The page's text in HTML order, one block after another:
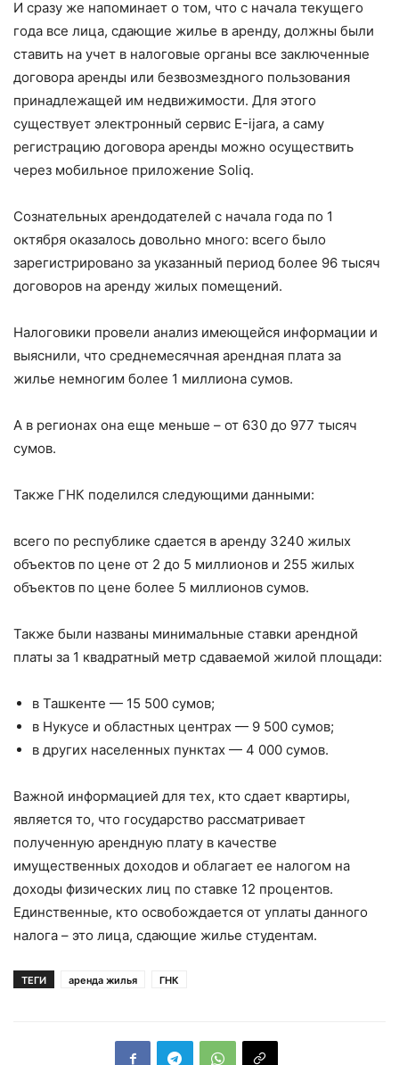
И сразу же напоминает о том, что с начала текущего
года все лица, сдающие жилье в аренду, должны были
ставить на учет в налоговые органы все заключенные
договора аренды или безвозмездного пользования
принадлежащей им недвижимости. Для этого
существует электронный сервис Е-ijara, а саму
регистрацию договора аренды можно осуществить
через мобильное приложение Soliq.
Сознательных арендодателей с начала года по 1
октября оказалось довольно много: всего было
зарегистрировано за указанный период более 96 тысяч
договоров на аренду жилых помещений.
Налоговики провели анализ имеющейся информации и
выяснили, что среднемесячная арендная плата за
жилье немногим более 1 миллиона сумов.
А в регионах она еще меньше – от 630 до 977 тысяч
сумов.
Также ГНК поделился следующими данными:
всего по республике сдается в аренду 3240 жилых
объектов по цене от 2 до 5 миллионов и 255 жилых
объектов по цене более 5 миллионов сумов.
Также были названы минимальные ставки арендной
платы за 1 квадратный метр сдаваемой жилой площади:
в Ташкенте — 15 500 сумов;
в Нукусе и областных центрах — 9 500 сумов;
в других населенных пунктах — 4 000 сумов.
Важной информацией для тех, кто сдает квартиры,
является то, что государство рассматривает
полученную арендную плату в качестве
имущественных доходов и облагает ее налогом на
доходы физических лиц по ставке 12 процентов.
Единственные, кто освобождается от уплаты данного
налога – это лица, сдающие жилье студентам.
ТЕГИ аренда жилья ГНК